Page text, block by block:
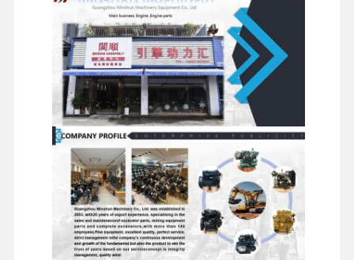
Werksbesicht
Igung
Qualitätskont
Rolle
Kontakt Mit
Uns
Neuigkeiten
Fälle
Perkins Engine
Yanmar-Motor